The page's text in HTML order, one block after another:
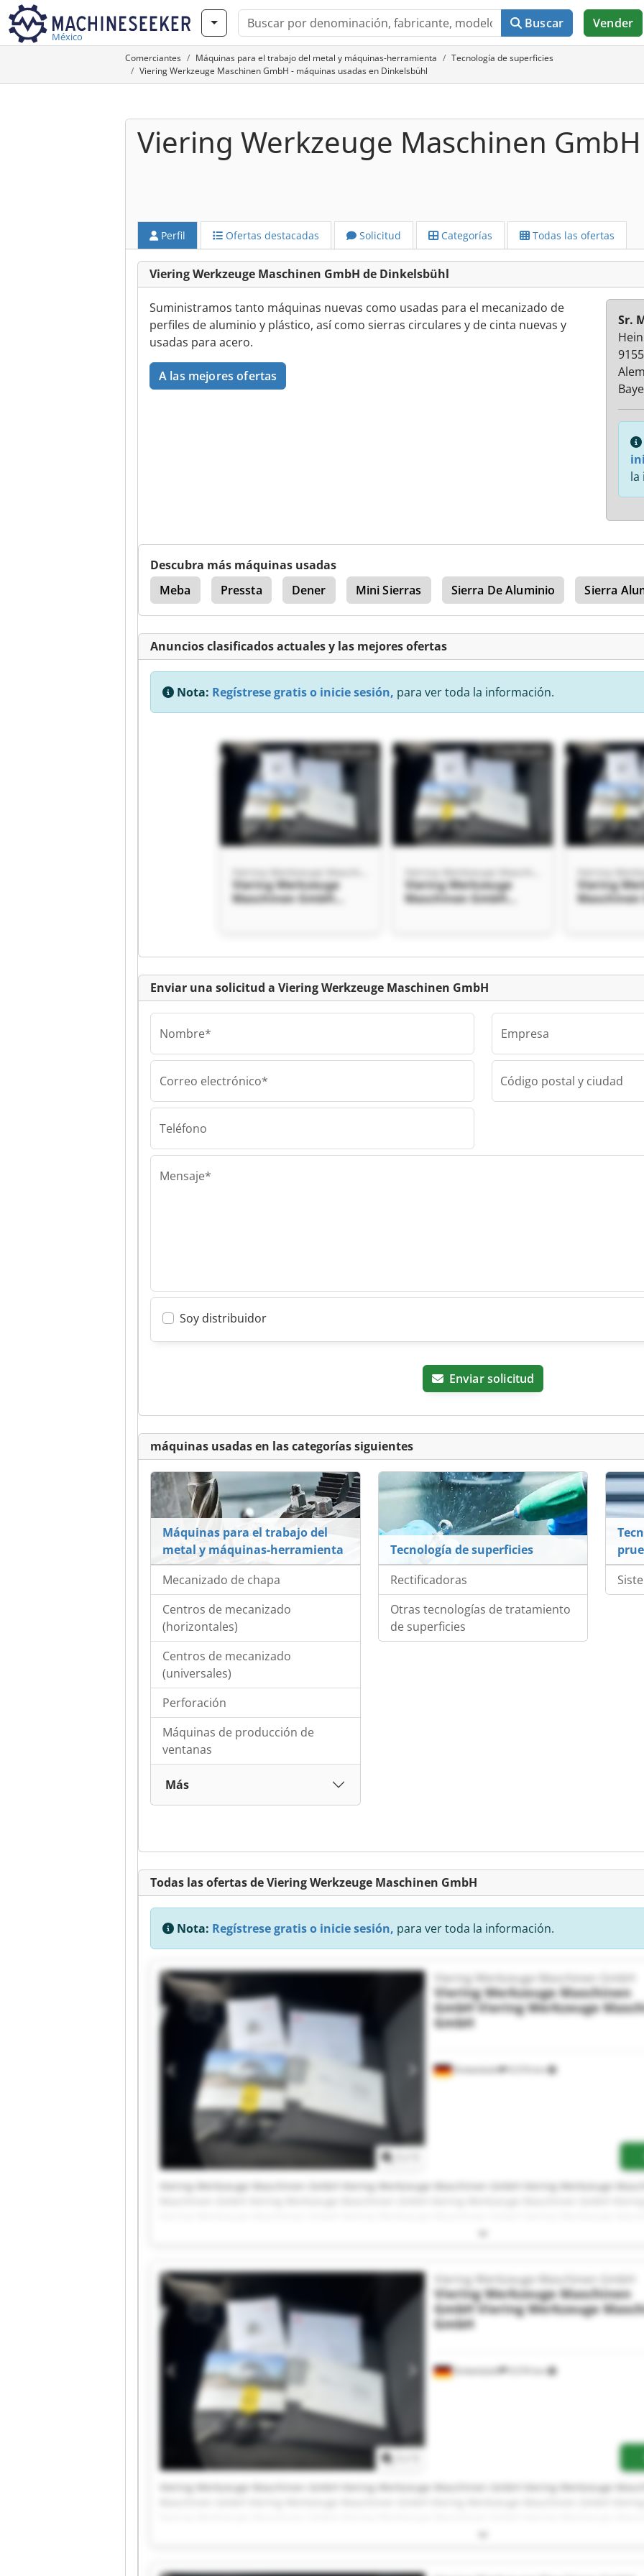
México
Buscar Vender
Comerciantes Máquinas para el trabajo del metal y máquinas-herramienta
Tecnología de superficies
Viering Werkzeuge Maschinen GmbH - máquinas usadas en Dinkelsbühl
Viering Werkzeuge Maschinen GmbH
Perfil Ofertas destacadas Solicitud Categorías Todas las ofertas
Viering Werkzeuge Maschinen GmbH de Dinkelsbühl
Suministramos tanto máquinas nuevas como usadas para el mecanizado de
perfiles de aluminio y plástico, así como sierras circulares y de cinta nuevas y
usadas para acero.
A las mejores ofertas
Sr.
la
Descubra más máquinas usadas
Meba
Pressta Dener Mini Sierras Sierra De Aluminio Sierra
Anuncios clasificados actuales y las mejores ofertas
Nota: Regístrese gratis o inicie sesión, para ver toda la información.
Viering Werkzeuge
Maschinen GmbH
Viering Werkzeuge
Maschinen GmbH
Viering
Maschinen
Maschinen GmbH
Clasificado
Enviar una solicitud a Viering Werkzeuge Maschinen GmbH
Nombre*
Correo electrónico*
Teléfono
Empresa
Código postal y ciudad
Mensaje*
Soy distribuidor
Enviar solicitud
máquinas usadas en las categorías siguientes
Máquinas para el trabajo del
metal y máquinas-herramienta
Mecanizado de chapa
Centros de mecanizado
(horizontales)
Centros de mecanizado
(universales)
Perforación
Máquinas de producción de
ventanas
Más
Tecnología de superficies
Rectificadoras
Otras tecnologías de tratamiento
de superficies
Todas las ofertas de Viering Werkzeuge Maschinen GmbH
Nota: Regístrese gratis o inicie sesión, para ver toda la información.
Dinkelsbühl 9,576 km
Viering Werkzeuge Maschinen GmbH
Viering Werkzeuge Maschinen
GmbHViering Werkzeuge
GmbH
Viering Werkzeuge Maschinen GmbH Viering Werkzeuge Maschinen GmbH Viering Werkzeuge
Maschinen GmbH Viering Werkzeuge Maschinen GmbH Viering Werkzeuge Maschinen GmbH
Dinkelsbühl 9,576 km
Viering Werkzeuge Maschinen GmbH
Viering Werkzeuge Maschinen
GmbHViering Werkzeuge
GmbH
Viering Werkzeuge Maschinen GmbH Viering Werkzeuge Maschinen GmbH Viering Werkzeuge
Maschinen GmbH Viering Werkzeuge Maschinen GmbH Viering Werkzeuge Maschinen GmbH